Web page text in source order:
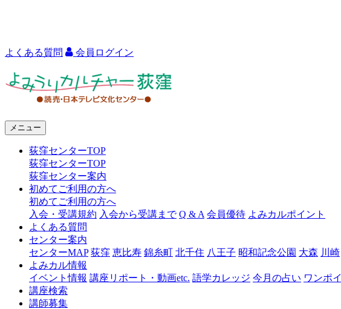
よくある質問 会員ログイン
ャ
荻
窪
メニュー
荻窪センターTOP
荻窪センターTOP
荻窪センター案内
初めてご利用の方へ
初めてご利用の方へ
入会・受講規約 入会から受講まで Q & A 会員優待 よみカルポイント
よくある質問
センター案内
センターMAP 荻窪 恵比寿 錦糸町 北千住 八王子 昭和記念公園 大森 川崎
よみカル情報
イベント情報 講座リポート・動画etc. 語学カレッジ 今月の占い ワンポ
講座検索
講師募集